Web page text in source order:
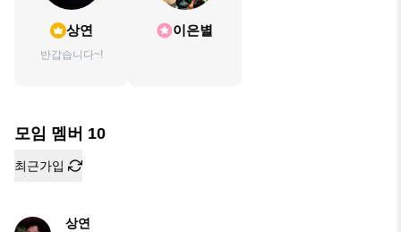
상연
반갑습니다~!
이은별
모임 멤버 10
최근가입
상연